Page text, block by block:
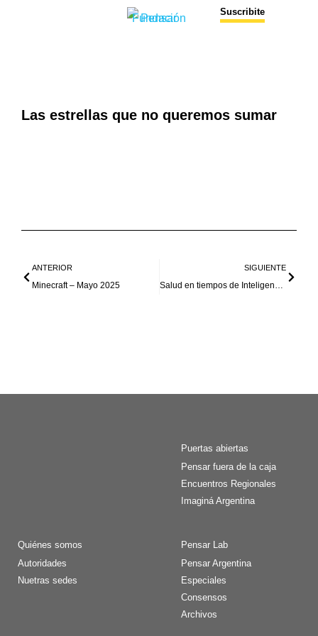
Suscribite
Las estrellas que no queremos sumar
ANTERIOR
Minecraft – Mayo 2025
SIGUIENTE
Salud en tiempos de Inteligencia Artificial
Puertas abiertas
Pensar fuera de la caja
Encuentros Regionales
Imaginá Argentina
Quiénes somos
Autoridades
Nuetras sedes
Pensar Lab
Pensar Argentina
Especiales
Consensos
Archivos